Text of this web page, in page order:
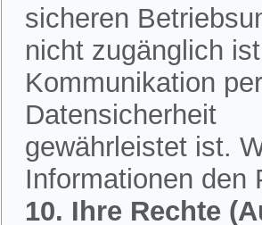
sicheren
nicht zugänglich
Kommunikation
Datensicherheit
gewährleistet ist.
Informationen den
10. Ihre Rechte